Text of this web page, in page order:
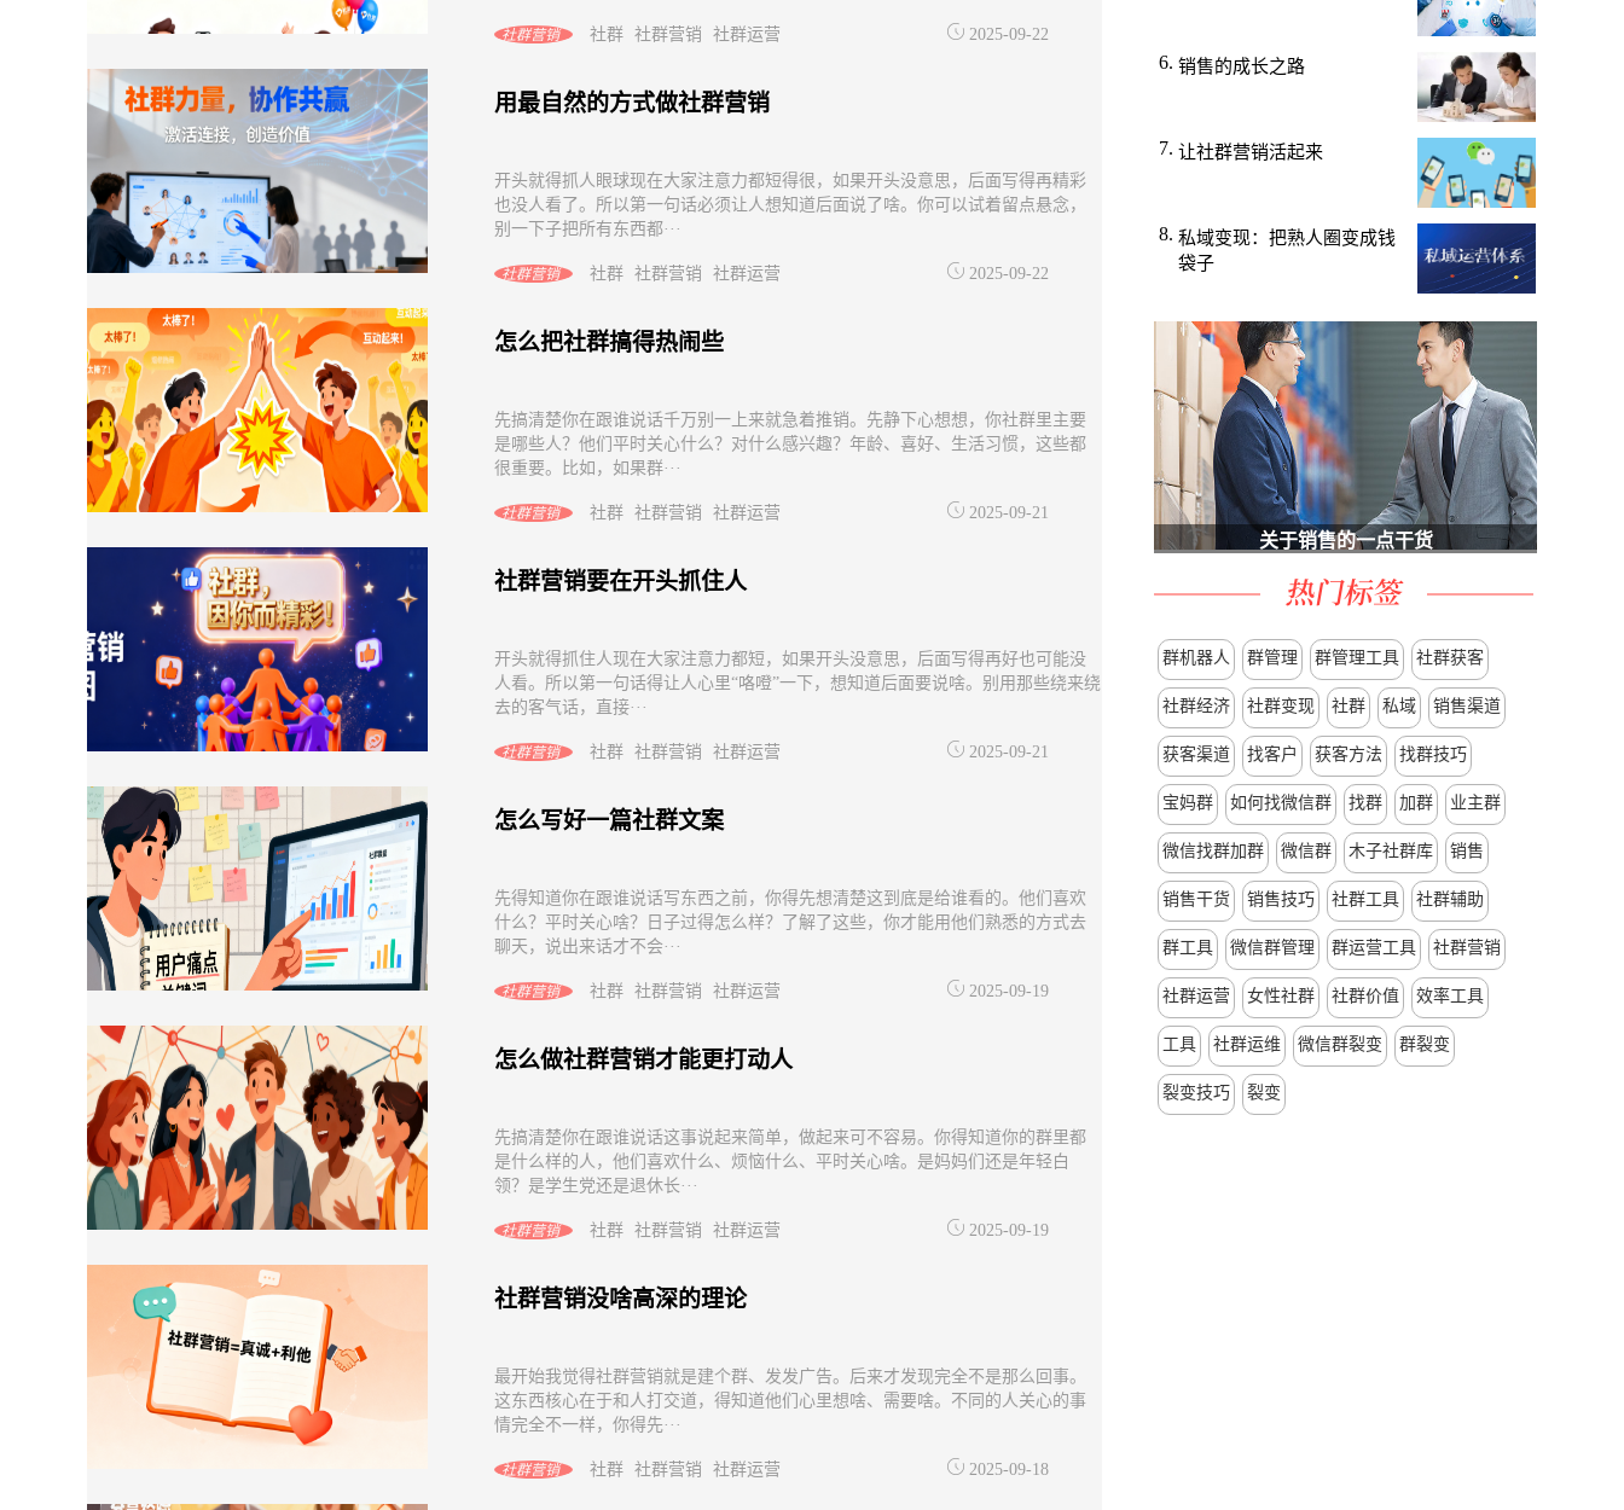
销售的成长之路
让社群营销活起来
私域变现：把熟人圈变成钱
袋子
关于销售的一点干货
群机器人 群管理 群管理工具 社群获客
社群经济 社群变现 社群 私域 销售渠道
获客渠道 找客户 获客方法 找群技巧
宝妈群 如何找微信群 找群 加群 业主群
微信找群加群 微信群 木子社群库 销售
销售干货 销售技巧 社群工具 社群辅助
群工具 微信群管理 群运营工具 社群营销
社群运营 女性社群 社群价值 效率工具
工具 社群运维 微信群裂变 群裂变
裂变技巧 裂变
社群营销 社群 社群营销 社群运营 2025-09-22
用最自然的方式做社群营销
开头就得抓人眼球现在大家注意力都短得很，如果开头没意思，后面写得再精彩
也没人看了。所以第一句话必须让人想知道后面说了啥。你可以试着留点悬念，
别一下子把所有东西都···
社群营销 社群 社群营销 社群运营 2025-09-22
怎么把社群搞得热闹些
先搞清楚你在跟谁说话千万别一上来就急着推销。先静下心想想，你社群里主要
是哪些人？他们平时关心什么？对什么感兴趣？年龄、喜好、生活习惯，这些都
很重要。比如，如果群···
社群营销 社群 社群营销 社群运营 2025-09-21
社群营销要在开头抓住人
开头就得抓住人现在大家注意力都短，如果开头没意思，后面写得再好也可能没
人看。所以第一句话得让人心里“咯噔”一下，想知道后面要说啥。别用那些绕来绕
去的客气话，直接···
社群营销 社群 社群营销 社群运营 2025-09-21
怎么写好一篇社群文案
先得知道你在跟谁说话写东西之前，你得先想清楚这到底是给谁看的。他们喜欢
什么？平时关心啥？日子过得怎么样？了解了这些，你才能用他们熟悉的方式去
聊天，说出来话才不会···
社群营销 社群 社群营销 社群运营 2025-09-19
怎么做社群营销才能更打动人
先搞清楚你在跟谁说话这事说起来简单，做起来可不容易。你得知道你的群里都
是什么样的人，他们喜欢什么、烦恼什么、平时关心啥。是妈妈们还是年轻白
领？是学生党还是退休长···
社群营销 社群 社群营销 社群运营 2025-09-19
社群营销没啥高深的理论
最开始我觉得社群营销就是建个群、发发广告。后来才发现完全不是那么回事。
这东西核心在于和人打交道，得知道他们心里想啥、需要啥。不同的人关心的事
情完全不一样，你得先···
社群营销 社群 社群营销 社群运营 2025-09-18